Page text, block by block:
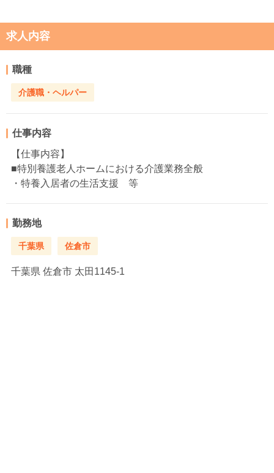
求人内容
職種
介護職・ヘルパー
仕事内容
【仕事内容】
■特別養護老人ホームにおける介護業務全般
・特養入居者の生活支援 等
勤務地
千葉県 佐倉市
千葉県 佐倉市 太田1145-1